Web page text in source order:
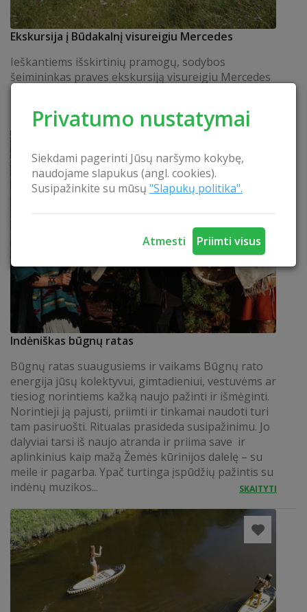
Privatumo nustatymai
Siekdami pagerinti Jūsų naršymo kokybę,
naudojame slapukus (angl. cookies).
Susipažinkite su mūsų "Slapukų politika".
Atmesti Priimti visus
Ekskursija į Būdakalnį visureigiu Mercedes
Ieškantiems išskirtinių pramogų, sodybos
šeimininkas praves ekskursiją visureigiu Mercedes
kalvų Lietuvoje.
SKAITYTI
Indėniškas būgnų ratas
Būgnų ratas suaugusiems ir vaikams Būgnų rato
energija jūsų kolektyvui, gimtadieniui, vestuvėms ar
tiesiog norintiems kažką naujo pažinti ir išmėginti.
Norintieji ją pajusti, priimti ir tinkamai naudoti turi
tam pasiruošti. Ritualas prasideda susipažinimu. Jo
dalyviai tarsi iš naujo atranda ir priima save ir
aplinkinius kaip mažą Žemės kūrinijos dalelę – su
meile ir pagarba. Ypač turtinga įspūdžių pažintis su
indėnų muzikos...
SKAITYTI